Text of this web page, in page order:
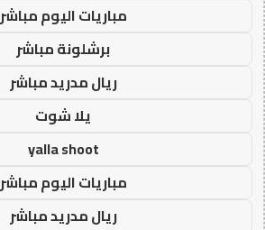
مباريات اليوم مباشر
برشلونة مباشر
ريال مدريد مباشر
يلا شوت
yalla shoot
مباريات اليوم مباشر
ريال مدريد مباشر